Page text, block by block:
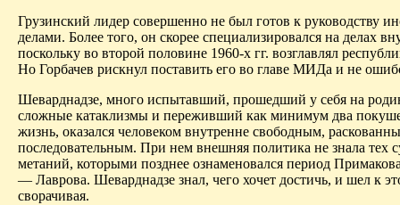
Грузинский лидер совершенно не был готов к руководству
делами. Более того, он скорее специализировался на делах
поскольку во второй половине 1960-х гг. возглавлял
Но Горбачев рискнул поставить его во главе МИДа и не
Шеварднадзе, много испытавший, прошедший у себя на
сложные катаклизмы и переживший как минимум два
жизнь, оказался человеком внутренне свободным,
последовательным. При нем внешняя политика не знала тех
метаний, которыми позднее ознаменовался период
— Лаврова. Шеварднадзе знал, чего хочет достичь, и шел к
сворачивая.